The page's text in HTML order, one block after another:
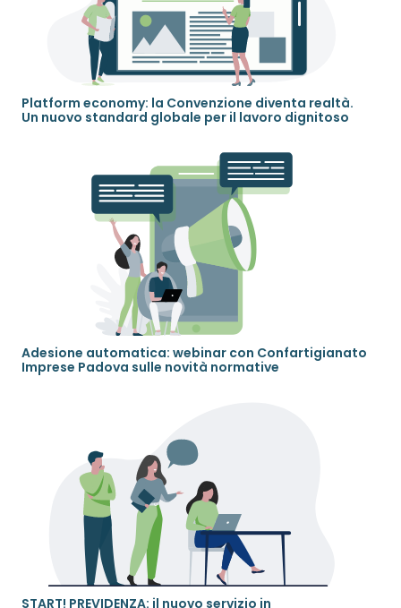
Platform economy: la Convenzione diventa realtà.
Un nuovo standard globale per il lavoro dignitoso
Adesione automatica: webinar con Confartigianato
Imprese Padova sulle novità normative
START! PREVIDENZA: il nuovo servizio in